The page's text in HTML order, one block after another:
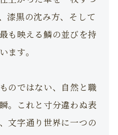
漆黒の沈み方、そして
も映える鱗の並びを持
ます。
のではない、自然と職
。これと寸分違わぬ表
文字通り世界に一つの